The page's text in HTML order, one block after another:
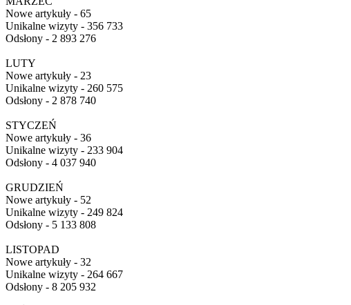
Nowe artykuły - 65
Unikalne wizyty - 356 733
Odsłony - 2 893 276
LUTY
Nowe artykuły - 23
Unikalne wizyty - 260 575
Odsłony - 2 878 740
STYCZEŃ
Nowe artykuły - 36
Unikalne wizyty - 233 904
Odsłony - 4 037 940
GRUDZIEŃ
Nowe artykuły - 52
Unikalne wizyty - 249 824
Odsłony - 5 133 808
LISTOPAD
Nowe artykuły - 32
Unikalne wizyty - 264 667
Odsłony - 8 205 932